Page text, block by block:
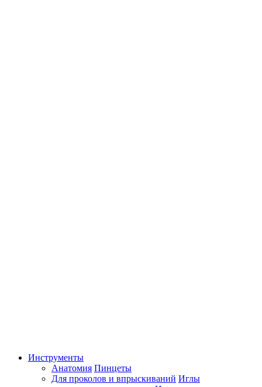
Инструменты
Анатомия Пинцеты
Для проколов и впрыскиваний Иглы